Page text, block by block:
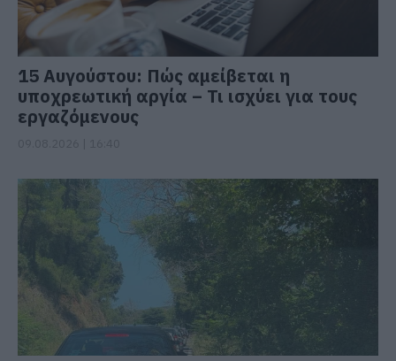
15 Αυγούστου: Πώς αμείβεται η
υποχρεωτική αργία – Τι ισχύει για τους
εργαζόμενους